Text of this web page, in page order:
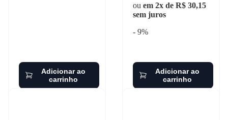
Adicionar ao
carrinho
ou em 2x de R$ 30,15
sem juros
- 9%
Adicionar ao
carrinho